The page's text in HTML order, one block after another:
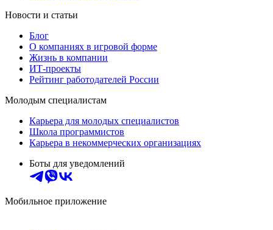
Новости и статьи
Блог
О компаниях в игровой форме
Жизнь в компании
ИТ-проекты
Рейтинг работодателей России
Молодым специалистам
Карьера для молодых специалистов
Школа программистов
Карьера в некоммерческих организациях
Боты для уведомлений
Мобильное приложение